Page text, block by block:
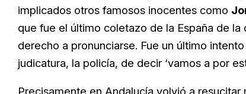
implicados otros famosos inocentes como
que fue el último coletazo de la España de
derecho a pronunciarse. Fue un último
judicatura, la policía, de decir ‘vamos a por
Precisamente en Andalucía volvió a resucitar